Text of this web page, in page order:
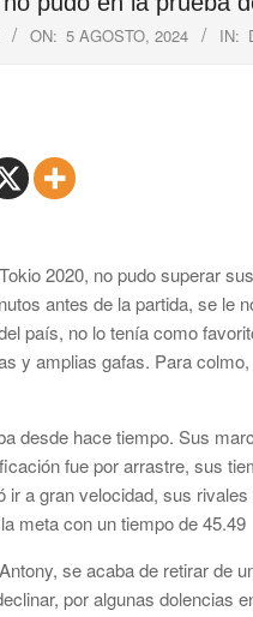
ON: 5 AGOSTO, 2024 IN:
2020, no pudo superar
antes de la partida, se le
país, no lo tenía como
y amplias gafas. Para
desde hace tiempo. Sus
fue por arrastre, sus
a gran velocidad, sus
meta con un tiempo de 45.49
se acaba de retirar de
por algunas dolencias